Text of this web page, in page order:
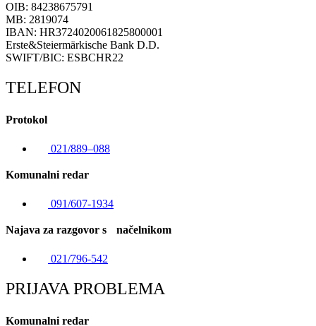
OIB: 84238675791
MB: 2819074
IBAN: HR3724020061825800001
Erste&Steiermärkische Bank D.D.
SWIFT/BIC: ESBCHR22
TELEFON
Protokol
021/889–088
Komunalni redar
091/607-1934
Najava za razgovor s načelnikom
021/796-542
PRIJAVA PROBLEMA
Komunalni redar